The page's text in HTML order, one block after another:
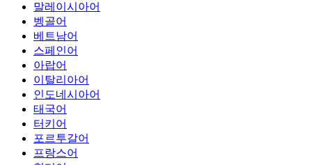
말레이시아어
벵골어
베트남어
스페인어
아랍어
이탈리아어
인도네시아어
태국어
터키어
포르투갈어
프랑스어